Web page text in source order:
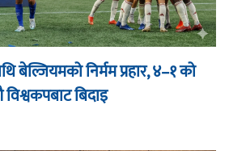
निर्मम प्रहार, ४–१ को
बिदाइ